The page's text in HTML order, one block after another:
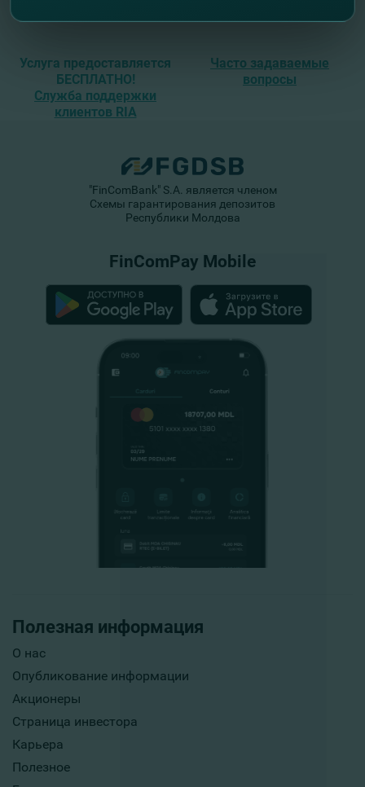
Услуга предоставляется
БЕСПЛАТНО!
Часто задаваемые
вопросы
Служба поддержки
клиентов RIA
Полезная информация
О нас
Опубликование информации
Акционеры
Страница инвестора
Карьера
Полезное
"FinComBank" S.A. является членом
Схемы гарантирования депозитов
Республики Молдова
FinComPay Mobile